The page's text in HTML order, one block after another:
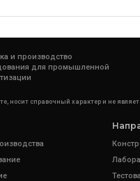
и производство
для промышленной
носит справочный характер и не